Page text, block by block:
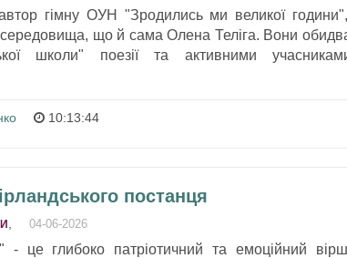
гімну ОУН "Зродились ми великої
що й сама Олена Теліга. Вони
школи" поезії та активними
10:13:44
постанця
04-06-2026
- це глибоко патріотичний та емоційний